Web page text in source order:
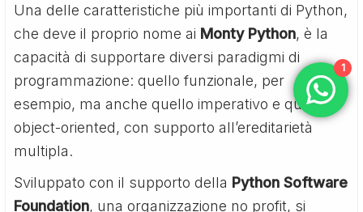
Una delle caratteristiche più importanti di Python,
che deve il proprio nome ai Monty Python, è la
capacità di supportare diversi paradigmi di
programmazione: quello funzionale, per
esempio, ma anche quello imperativo e quello
object-oriented, con supporto all’ereditarietà
multipla.
Sviluppato con il supporto della Python Software
Foundation, una organizzazione no profit, si
1